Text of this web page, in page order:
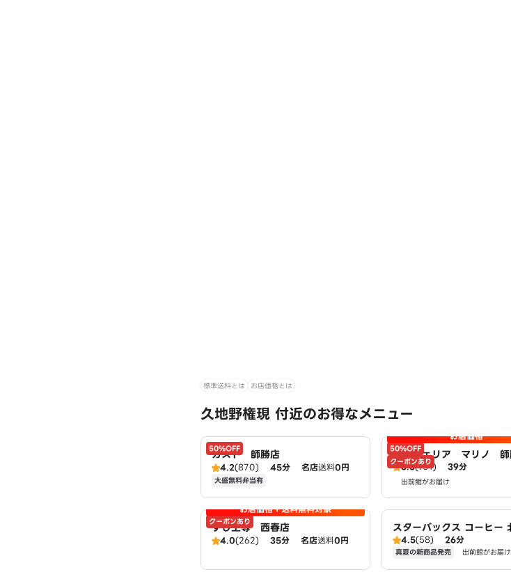
標準送料とは お店価格とは
久地野権現 付近のお得なメニュー
50%OFF
ガスト 師勝店
4.2(870) 45分 名店送料0円
大盛無料弁当有
50%OFF
クーポンあり
お店価格
ピッツェリア マリノ 師
3.6(101) 39分
出前館がお届け
クーポンあり
お店価格＋送料無料対象
すし上等 西春店
4.0(262) 35分 名店送料0円
スターバックス コーヒー
屋店
4.5(58) 26分
真夏の新商品発売 出前館がお届け